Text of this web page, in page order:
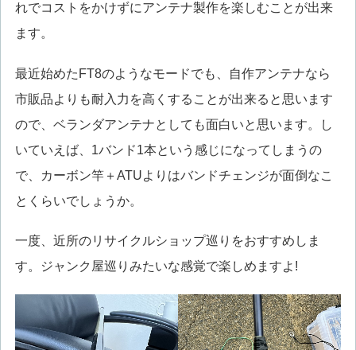
れでコストをかけずにアンテナ製作を楽しむことが出来
ます。
最近始めたFT8のようなモードでも、自作アンテナなら
市販品よりも耐入力を高くすることが出来ると思います
ので、ベランダアンテナとしても面白いと思います。し
いていえば、1バンド1本という感じになってしまうの
で、カーボン竿＋ATUよりはバンドチェンジが面倒なこ
とくらいでしょうか。
一度、近所のリサイクルショップ巡りをおすすめしま
す。ジャンク屋巡りみたいな感覚で楽しめますよ!